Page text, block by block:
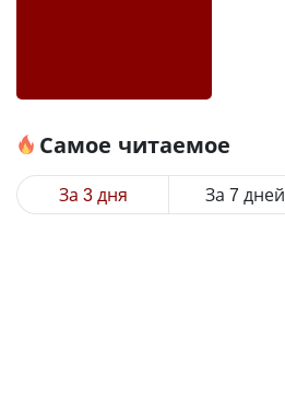
Самое читаемое
За 3 дня За 7 дней